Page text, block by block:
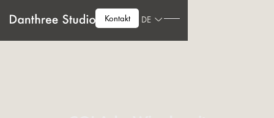
Kontakt DE